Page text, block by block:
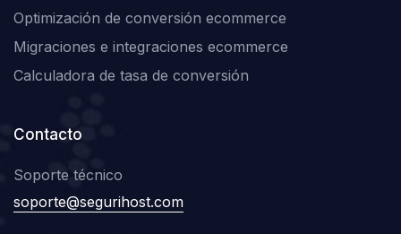
Optimización de conversión ecommerce
Migraciones e integraciones ecommerce
Calculadora de tasa de conversión
Contacto
Soporte técnico
soporte@segurihost.com